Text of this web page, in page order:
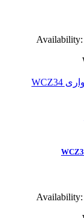
Availability:
Availability: